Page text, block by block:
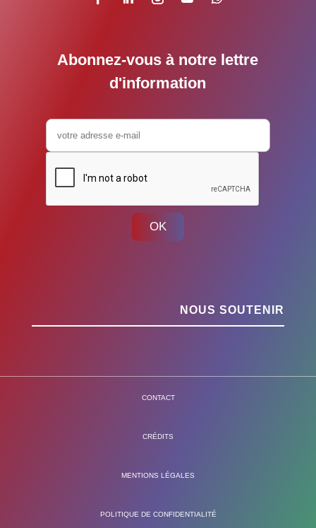
Abonnez-vous à notre lettre
d'information
OK
NOUS SOUTENIR
CONTACT
CRÉDITS
MENTIONS LÉGALES
POLITIQUE DE CONFIDENTIALITÉ